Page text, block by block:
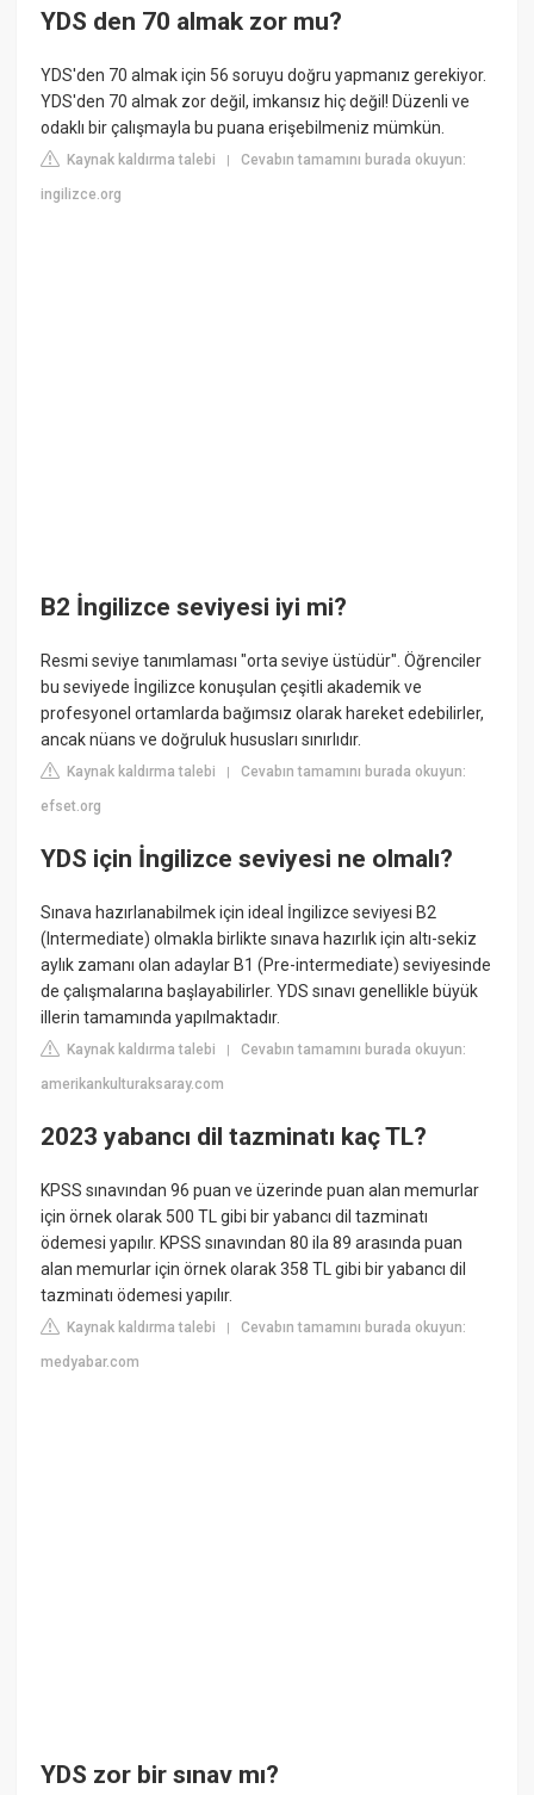
YDS den 70 almak zor mu?
YDS'den 70 almak için 56 soruyu doğru yapmanız gerekiyor.
YDS'den 70 almak zor değil, imkansız hiç değil! Düzenli ve
odaklı bir çalışmayla bu puana erişebilmeniz mümkün.
Kaynak kaldırma talebi |Cevabın tamamını burada okuyun:
ingilizce.org
B2 İngilizce seviyesi iyi mi?
Resmi seviye tanımlaması "orta seviye üstüdür". Öğrenciler
bu seviyede İngilizce konuşulan çeşitli akademik ve
profesyonel ortamlarda bağımsız olarak hareket edebilirler,
ancak nüans ve doğruluk hususları sınırlıdır.
Kaynak kaldırma talebi |Cevabın tamamını burada okuyun:
efset.org
YDS için İngilizce seviyesi ne olmalı?
Sınava hazırlanabilmek için ideal İngilizce seviyesi B2
(Intermediate) olmakla birlikte sınava hazırlık için altı-sekiz
aylık zamanı olan adaylar B1 (Pre-intermediate) seviyesinde
de çalışmalarına başlayabilirler. YDS sınavı genellikle büyük
illerin tamamında yapılmaktadır.
Kaynak kaldırma talebi |Cevabın tamamını burada okuyun:
amerikankulturaksaray.com
2023 yabancı dil tazminatı kaç TL?
KPSS sınavından 96 puan ve üzerinde puan alan memurlar
için örnek olarak 500 TL gibi bir yabancı dil tazminatı
ödemesi yapılır. KPSS sınavından 80 ila 89 arasında puan
alan memurlar için örnek olarak 358 TL gibi bir yabancı dil
tazminatı ödemesi yapılır.
Kaynak kaldırma talebi |Cevabın tamamını burada okuyun:
medyabar.com
YDS zor bir sınav mı?